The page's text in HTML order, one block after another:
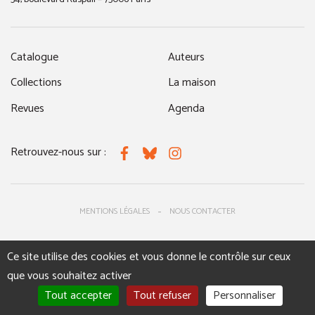
Catalogue
Collections
Revues
Auteurs
La maison
Agenda
Retrouvez-nous sur : FacebookBlueskyInstagram
MENTIONS LÉGALES NOUS CONTACTER
Ce site utilise des cookies et vous donne le contrôle sur ceux
que vous souhaitez activer
Tout accepter
Tout refuser Personnaliser